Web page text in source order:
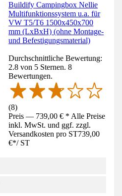
Buildify Campingbox Nellie
Multifunktionssystem u.a. für
VW T5/T6 1500x450x700
mm (LxBxH) (ohne Montage-
und Befestigungsmaterial)
Durchschnittliche Bewertung:
2.8 von 5 Sternen. 8
Bewertungen.
(8)
Preis — 739,00 € * Alle Preise
inkl. MwSt. und ggf. zzgl.
Versandkosten pro ST739,00
€*/ ST